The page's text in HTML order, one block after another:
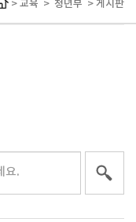
>교육 > 청년부 >게시판